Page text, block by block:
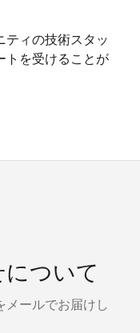
ティの技術スタッ
トを受けることが
ついて
メールでお届けし